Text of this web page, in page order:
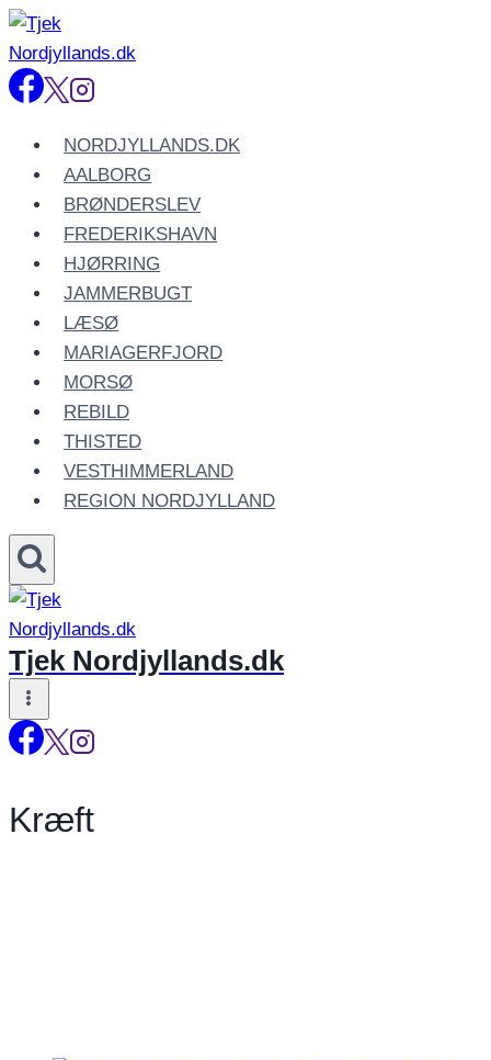
Fortsæt
til
indhold
NORDJYLLANDS.DK
AALBORG
BRØNDERSLEV
FREDERIKSHAVN
HJØRRING
JAMMERBUGT
LÆSØ
MARIAGERFJORD
MORSØ
REBILD
THISTED
VESTHIMMERLAND
REGION NORDJYLLAND
Tjek Nordjyllands.dk
Kræft